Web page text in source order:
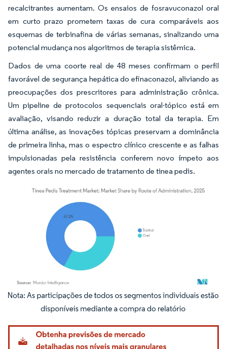
recalcitrantes aumentam. Os ensaios de fosravuconazol oral
em curto prazo prometem taxas de cura comparáveis aos
esquemas de terbinafina de várias semanas, sinalizando uma
potencial mudança nos algoritmos de terapia sistêmica.
Dados de uma coorte real de 48 meses confirmam o perfil
favorável de segurança hepática do efinaconazol, aliviando as
preocupações dos prescritores para administração crônica.
Um pipeline de protocolos sequenciais oral-tópico está em
avaliação, visando reduzir a duração total da terapia. Em
última análise, as inovações tópicas preservam a dominância
de primeira linha, mas o espectro clínico crescente e as falhas
impulsionadas pela resistência conferem novo ímpeto aos
agentes orais no mercado de tratamento de tinea pedis.
Imagem © Mordor Intelligence. O reuso requer atribuição conforme CC BY 4.0.